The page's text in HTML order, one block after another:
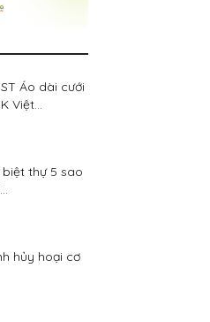
Áo dài cưới
Việt...
biệt thự 5 sao
hủy hoại cơ